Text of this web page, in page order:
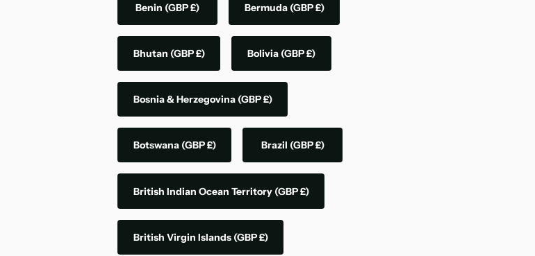
Benin (GBP £) Bermuda (GBP £)
Bhutan (GBP £) Bolivia (GBP £)
Bosnia & Herzegovina (GBP £)
Botswana (GBP £) Brazil (GBP £)
British Indian Ocean Territory (GBP £)
British Virgin Islands (GBP £)